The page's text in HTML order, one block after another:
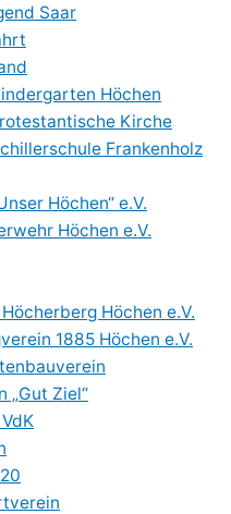
Saar
Höchen
Kirche
Frankenholz
Höchen“ e.V.
Höchen e.V.
Höchen e.V.
1885 Höchen e.V.
„Gut Ziel“